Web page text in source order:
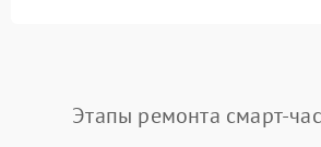
Этапы ремонта смарт-